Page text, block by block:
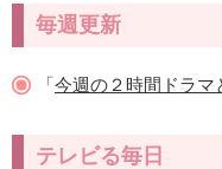
毎週更新
「今週の２時間ドラマ
テレビる毎日